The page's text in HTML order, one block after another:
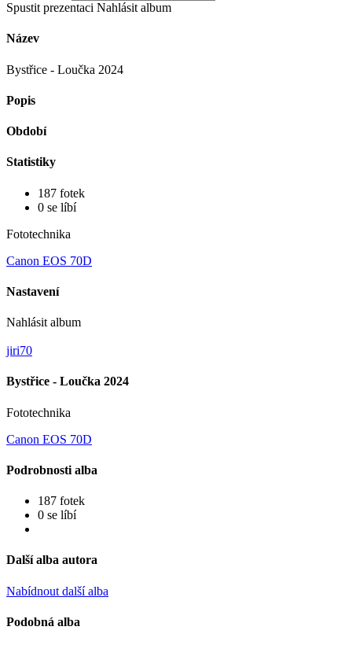
Spustit prezentaci Nahlásit album
Název
Bystřice - Loučka 2024
Popis
Období
Statistiky
187 fotek
0 se líbí
Fototechnika
Canon EOS 70D
Nastavení
Nahlásit album
jiri70
Bystřice - Loučka 2024
Fototechnika
Canon EOS 70D
Podrobnosti alba
187 fotek
0 se líbí
Další alba autora
Nabídnout další alba
Podobná alba